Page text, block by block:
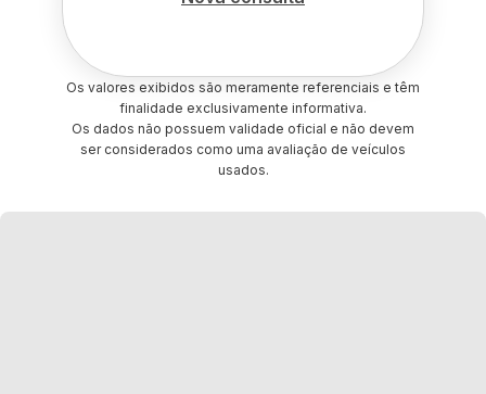
Os valores exibidos são meramente referenciais e têm
finalidade exclusivamente informativa.
Os dados não possuem validade oficial e não devem
ser considerados como uma avaliação de veículos
usados.